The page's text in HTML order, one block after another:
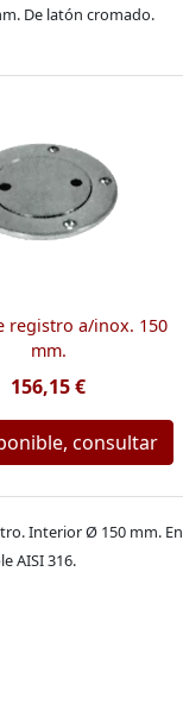
De latón cromado.
registro a/inox. 150
mm.
156,15 €
consultar
Interior Ø 150 mm. En
AISI 316.